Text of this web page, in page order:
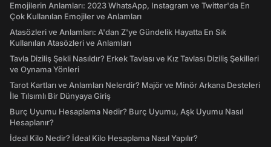
Emojilerin Anlamları: 2023 WhatsApp, Instagram ve Twitter'da En
Çok Kullanılan Emojiler ve Anlamları
Atasözleri ve Anlamları: A'dan Z'ye Gündelik Hayatta En Sık
Kullanılan Atasözleri ve Anlamları
Tavla Diziliş Şekli Nasıldır? Erkek Tavlası ve Kız Tavlası Diziliş Şekilleri
ve Oynama Yönleri
Tarot Kartları ve Anlamları Nelerdir? Majör ve Minör Arkana Desteleri
İle Tılsımlı Bir Dünyaya Giriş
Burç Uyumu Hesaplama Nedir? Burç Uyumu, Aşk Uyumu Nasıl
Hesaplanır?
İdeal Kilo Nedir? İdeal Kilo Hesaplama Nasıl Yapılır?